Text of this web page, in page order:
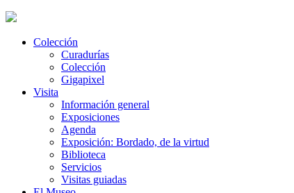
Colección
Curadurías
Colección
Gigapixel
Visita
Información general
Exposiciones
Agenda
Exposición: Bordado, de la virtud
Biblioteca
Servicios
Visitas guiadas